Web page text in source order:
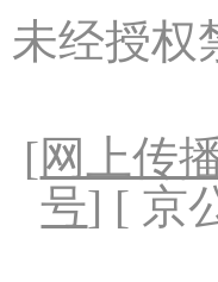
未经授权
[网上传
号] [ 京